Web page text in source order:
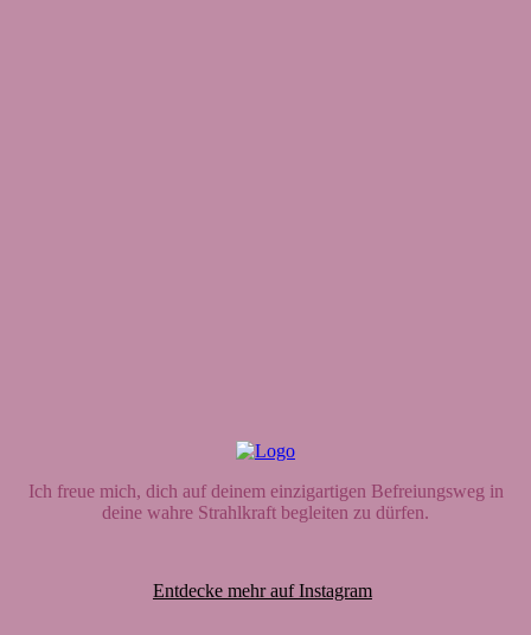
Ich freue mich, dich auf deinem einzigartigen Befreiungsweg in
deine wahre Strahlkraft begleiten zu dürfen.
Entdecke mehr auf Instagram